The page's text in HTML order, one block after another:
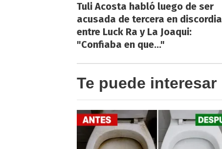
Tuli Acosta habló luego de ser
acusada de tercera en discordia
entre Luck Ra y La Joaqui:
"Confiaba en que..."
Te puede interesar